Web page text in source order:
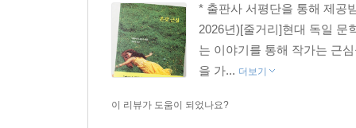
* 출판사 서평단을 통해 제공
2026년)[줄거리]현대 독일 문
는 이야기를 통해 작가는 근
을 가... 더보기
이 리뷰가 도움이 되었나요?